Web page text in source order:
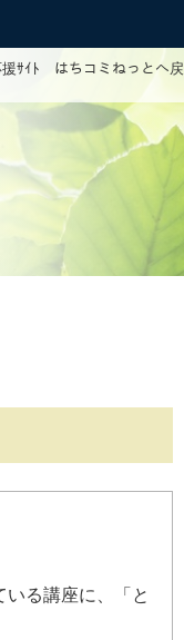
援ｻｲﾄ はちコミねっとへ戻
る講座に、「と